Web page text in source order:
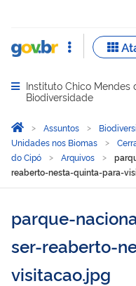
Abrir menu principal
Instituto Chico Mendes
Biodiversidade
Você está aqui:
Página Inicial
Assuntos
Unidades nos Biomas
do Cipó
Arquivos
reaberto-nesta-quinta-para-
parque-
ser-reaberto-
visitacao.jpg